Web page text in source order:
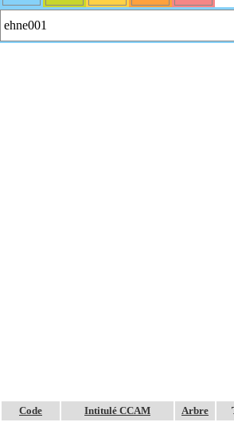
Code Intitulé CCAM Arbre